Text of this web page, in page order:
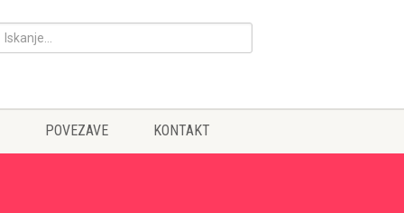
POVEZAVE KONTAKT